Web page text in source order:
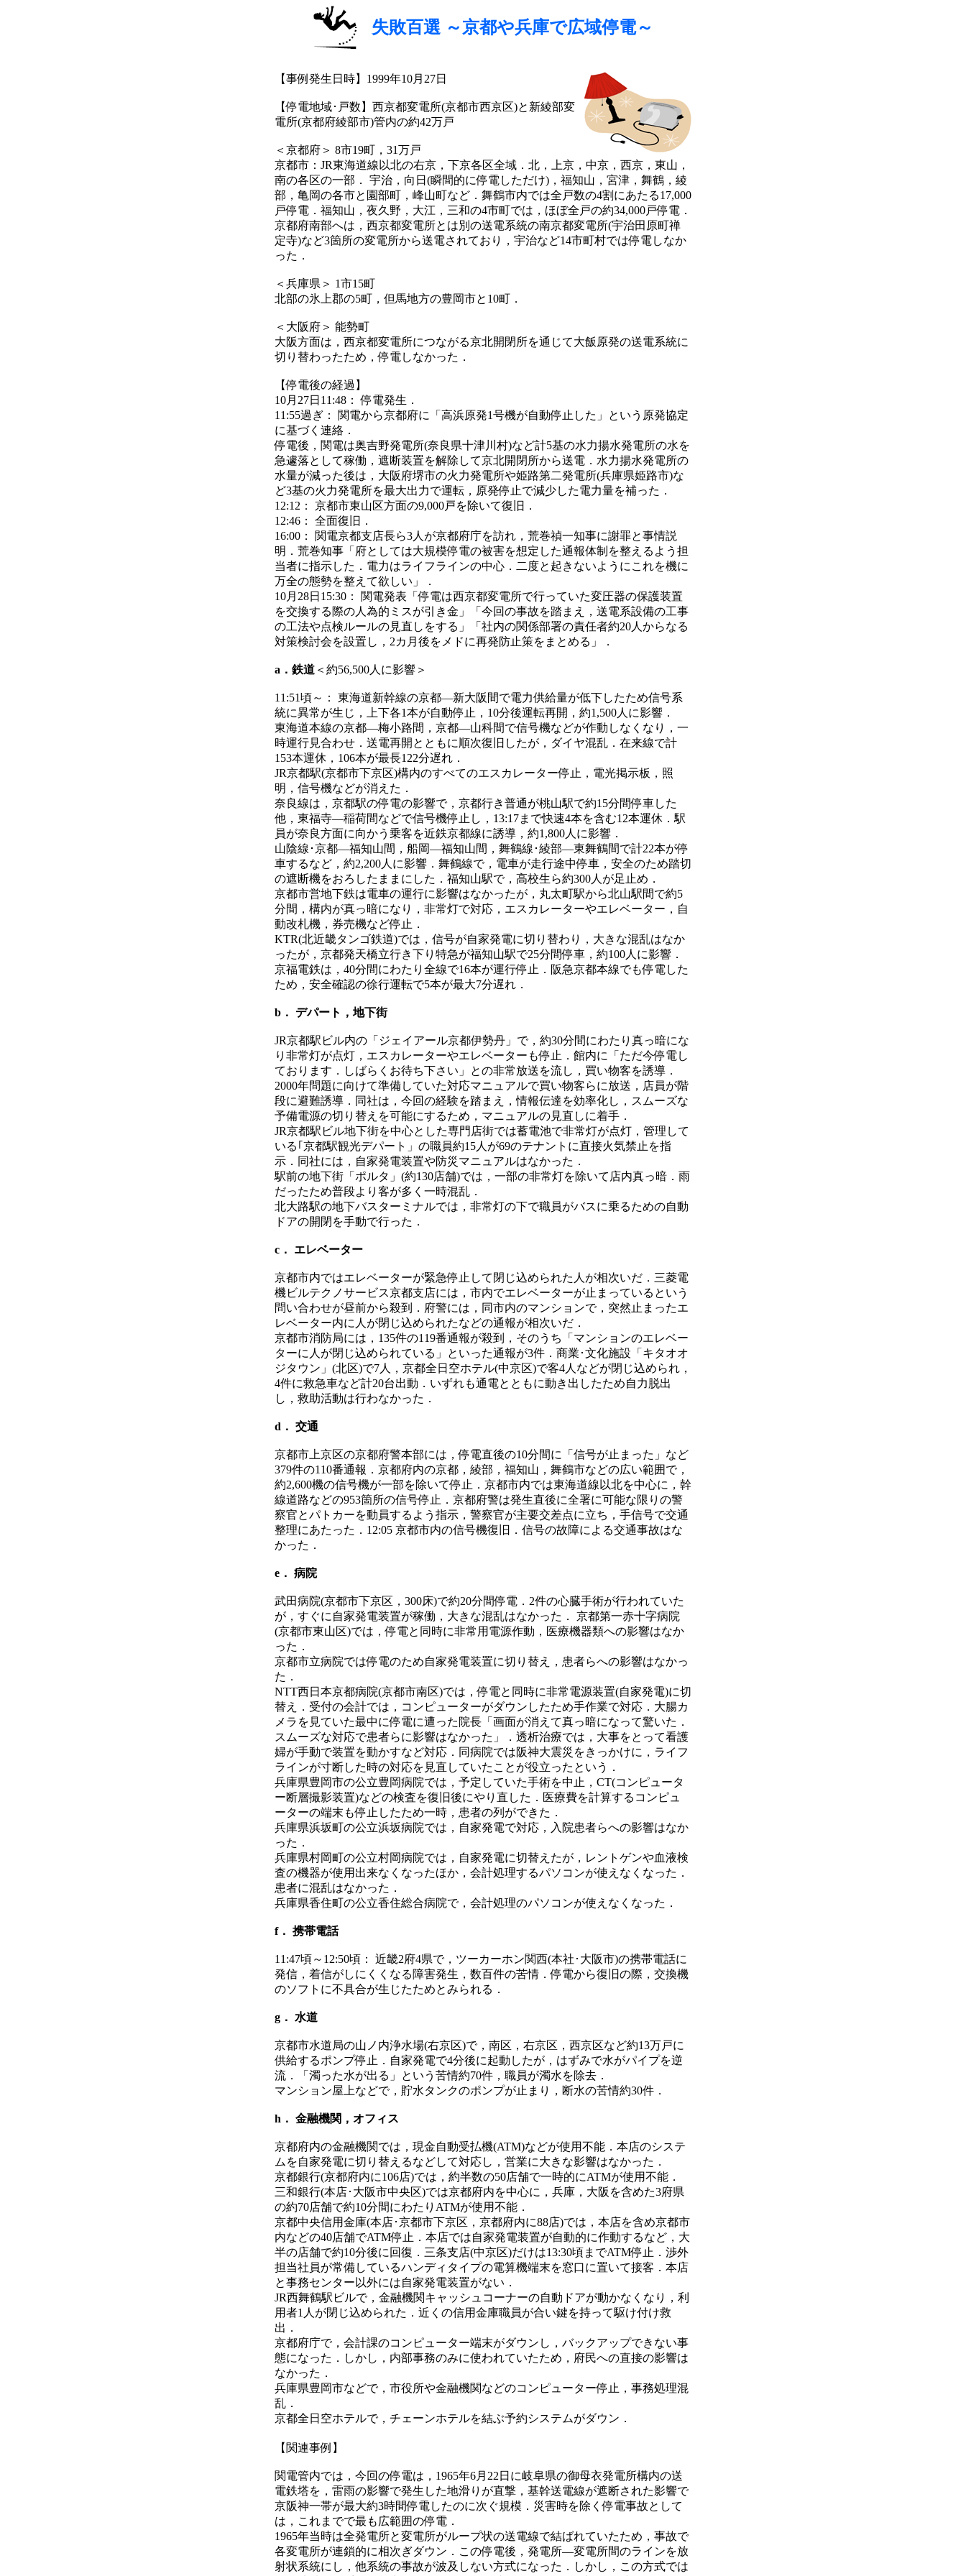
失敗百選 ～京都や兵庫で広域停電～
【事例発生日時】1999年10月27日
【停電地域･戸数】西京都変電所(京都市西京区)と新綾部変
電所(京都府綾部市)管内の約42万戸
＜京都府＞ 8市19町，31万戸
京都市：JR東海道線以北の右京，下京各区全域．北，上京，中京，西京，東山，
南の各区の一部． 宇治，向日(瞬間的に停電しただけ)，福知山，宮津，舞鶴，綾
部，亀岡の各市と園部町，峰山町など．舞鶴市内では全戸数の4割にあたる17,000
戸停電．福知山，夜久野，大江，三和の4市町では，ほぼ全戸の約34,000戸停電．
京都府南部へは，西京都変電所とは別の送電系統の南京都変電所(宇治田原町禅
定寺)など3箇所の変電所から送電されており，宇治など14市町村では停電しなか
った．
＜兵庫県＞ 1市15町
北部の氷上郡の5町，但馬地方の豊岡市と10町．
＜大阪府＞ 能勢町
大阪方面は，西京都変電所につながる京北開閉所を通じて大飯原発の送電系統に
切り替わったため，停電しなかった．
【停電後の経過】
10月27日11:48： 停電発生．
11:55過ぎ： 関電から京都府に「高浜原発1号機が自動停止した」という原発協定
に基づく連絡．
停電後，関電は奥吉野発電所(奈良県十津川村)など計5基の水力揚水発電所の水を
急遽落として稼働，遮断装置を解除して京北開閉所から送電．水力揚水発電所の
水量が減った後は，大阪府堺市の火力発電所や姫路第二発電所(兵庫県姫路市)な
ど3基の火力発電所を最大出力で運転，原発停止で減少した電力量を補った．
12:12： 京都市東山区方面の9,000戸を除いて復旧．
12:46： 全面復旧．
16:00： 関電京都支店長ら3人が京都府庁を訪れ，荒巻禎一知事に謝罪と事情説
明．荒巻知事「府としては大規模停電の被害を想定した通報体制を整えるよう担
当者に指示した．電力はライフラインの中心．二度と起きないようにこれを機に
万全の態勢を整えて欲しい」．
10月28日15:30： 関電発表「停電は西京都変電所で行っていた変圧器の保護装置
を交換する際の人為的ミスが引き金」「今回の事故を踏まえ，送電系設備の工事
の工法や点検ルールの見直しをする」「社内の関係部署の責任者約20人からなる
対策検討会を設置し，2カ月後をメドに再発防止策をまとめる」．
a．鉄道 ＜約56,500人に影響＞
11:51頃～： 東海道新幹線の京都―新大阪間で電力供給量が低下したため信号系
統に異常が生じ，上下各1本が自動停止，10分後運転再開，約1,500人に影響．
東海道本線の京都―梅小路間，京都―山科間で信号機などが作動しなくなり，一
時運行見合わせ．送電再開とともに順次復旧したが，ダイヤ混乱．在来線で計
153本運休，106本が最長122分遅れ．
JR京都駅(京都市下京区)構内のすべてのエスカレーター停止，電光掲示板，照
明，信号機などが消えた．
奈良線は，京都駅の停電の影響で，京都行き普通が桃山駅で約15分間停車した
他，東福寺―稲荷間などで信号機停止し，13:17まで快速4本を含む12本運休．駅
員が奈良方面に向かう乗客を近鉄京都線に誘導，約1,800人に影響．
山陰線･京都―福知山間，船岡―福知山間，舞鶴線･綾部―東舞鶴間で計22本が停
車するなど，約2,200人に影響．舞鶴線で，電車が走行途中停車，安全のため踏切
の遮断機をおろしたままにした．福知山駅で，高校生ら約300人が足止め．
京都市営地下鉄は電車の運行に影響はなかったが，丸太町駅から北山駅間で約5
分間，構内が真っ暗になり，非常灯で対応，エスカレーターやエレベーター，自
動改札機，券売機など停止．
KTR(北近畿タンゴ鉄道)では，信号が自家発電に切り替わり，大きな混乱はなか
ったが，京都発天橋立行き下り特急が福知山駅で25分間停車，約100人に影響．
京福電鉄は，40分間にわたり全線で16本が運行停止．阪急京都本線でも停電した
ため，安全確認の徐行運転で5本が最大7分遅れ．
b． デパート，地下街
JR京都駅ビル内の「ジェイアール京都伊勢丹」で，約30分間にわたり真っ暗にな
り非常灯が点灯，エスカレーターやエレベーターも停止．館内に「ただ今停電し
ております．しばらくお待ち下さい」との非常放送を流し，買い物客を誘導．
2000年問題に向けて準備していた対応マニュアルで買い物客らに放送，店員が階
段に避難誘導．同社は，今回の経験を踏まえ，情報伝達を効率化し，スムーズな
予備電源の切り替えを可能にするため，マニュアルの見直しに着手．
JR京都駅ビル地下街を中心とした専門店街では蓄電池で非常灯が点灯，管理して
いる｢京都駅観光デパート」の職員約15人が69のテナントに直接火気禁止を指
示．同社には，自家発電装置や防災マニュアルはなかった．
駅前の地下街「ポルタ」(約130店舗)では，一部の非常灯を除いて店内真っ暗．雨
だったため普段より客が多く一時混乱．
北大路駅の地下バスターミナルでは，非常灯の下で職員がバスに乗るための自動
ドアの開閉を手動で行った．
c． エレベーター
京都市内ではエレベーターが緊急停止して閉じ込められた人が相次いだ．三菱電
機ビルテクノサービス京都支店には，市内でエレベーターが止まっているという
問い合わせが昼前から殺到．府警には，同市内のマンションで，突然止まったエ
レベーター内に人が閉じ込められたなどの通報が相次いだ．
京都市消防局には，135件の119番通報が殺到，そのうち「マンションのエレベー
ターに人が閉じ込められている」といった通報が3件．商業･文化施設「キタオオ
ジタウン」(北区)で7人，京都全日空ホテル(中京区)で客4人などが閉じ込められ，
4件に救急車など計20台出動．いずれも通電とともに動き出したため自力脱出
し，救助活動は行わなかった．
d． 交通
京都市上京区の京都府警本部には，停電直後の10分間に「信号が止まった」など
379件の110番通報．京都府内の京都，綾部，福知山，舞鶴市などの広い範囲で，
約2,600機の信号機が一部を除いて停止．京都市内では東海道線以北を中心に，幹
線道路などの953箇所の信号停止．京都府警は発生直後に全署に可能な限りの警
察官とパトカーを動員するよう指示，警察官が主要交差点に立ち，手信号で交通
整理にあたった．12:05 京都市内の信号機復旧．信号の故障による交通事故はな
かった．
e． 病院
武田病院(京都市下京区，300床)で約20分間停電．2件の心臓手術が行われていた
が，すぐに自家発電装置が稼働，大きな混乱はなかった． 京都第一赤十字病院
(京都市東山区)では，停電と同時に非常用電源作動，医療機器類への影響はなか
った．
京都市立病院では停電のため自家発電装置に切り替え，患者らへの影響はなかっ
た．
NTT西日本京都病院(京都市南区)では，停電と同時に非常電源装置(自家発電)に切
替え．受付の会計では，コンピューターがダウンしたため手作業で対応．大腸カ
メラを見ていた最中に停電に遭った院長「画面が消えて真っ暗になって驚いた．
スムーズな対応で患者らに影響はなかった」．透析治療では，大事をとって看護
婦が手動で装置を動かすなど対応．同病院では阪神大震災をきっかけに，ライフ
ラインが寸断した時の対応を見直していたことが役立ったという．
兵庫県豊岡市の公立豊岡病院では，予定していた手術を中止，CT(コンピュータ
ー断層撮影装置)などの検査を復旧後にやり直した．医療費を計算するコンピュ
ーターの端末も停止したため一時，患者の列ができた．
兵庫県浜坂町の公立浜坂病院では，自家発電で対応，入院患者らへの影響はなか
った．
兵庫県村岡町の公立村岡病院では，自家発電に切替えたが，レントゲンや血液検
査の機器が使用出来なくなったほか，会計処理するパソコンが使えなくなった．
患者に混乱はなかった．
兵庫県香住町の公立香住総合病院で，会計処理のパソコンが使えなくなった．
f． 携帯電話
11:47頃～12:50頃： 近畿2府4県で，ツーカーホン関西(本社･大阪市)の携帯電話に
発信，着信がしにくくなる障害発生，数百件の苦情．停電から復旧の際，交換機
のソフトに不具合が生じたためとみられる．
g． 水道
京都市水道局の山ノ内浄水場(右京区)で，南区，右京区，西京区など約13万戸に
供給するポンプ停止．自家発電で4分後に起動したが，はずみで水がパイプを逆
流．「濁った水が出る」という苦情約70件，職員が濁水を除去．
マンション屋上などで，貯水タンクのポンプが止まり，断水の苦情約30件．
h． 金融機関，オフィス
京都府内の金融機関では，現金自動受払機(ATM)などが使用不能．本店のシステ
ムを自家発電に切り替えるなどして対応し，営業に大きな影響はなかった．
京都銀行(京都府内に106店)では，約半数の50店舗で一時的にATMが使用不能．
三和銀行(本店･大阪市中央区)では京都府内を中心に，兵庫，大阪を含めた3府県
の約70店舗で約10分間にわたりATMが使用不能．
京都中央信用金庫(本店･京都市下京区，京都府内に88店)では，本店を含め京都市
内などの40店舗でATM停止．本店では自家発電装置が自動的に作動するなど，大
半の店舗で約10分後に回復．三条支店(中京区)だけは13:30頃までATM停止．渉外
担当社員が常備しているハンディタイプの電算機端末を窓口に置いて接客．本店
と事務センター以外には自家発電装置がない．
JR西舞鶴駅ビルで，金融機関キャッシュコーナーの自動ドアが動かなくなり，利
用者1人が閉じ込められた．近くの信用金庫職員が合い鍵を持って駆け付け救
出．
京都府庁で，会計課のコンピューター端末がダウンし，バックアップできない事
態になった．しかし，内部事務のみに使われていたため，府民への直接の影響は
なかった．
兵庫県豊岡市などで，市役所や金融機関などのコンピューター停止，事務処理混
乱．
京都全日空ホテルで，チェーンホテルを結ぶ予約システムがダウン．
【関連事例】
関電管内では，今回の停電は，1965年6月22日に岐阜県の御母衣発電所構内の送
電鉄塔を，雷雨の影響で発生した地滑りが直撃，基幹送電線が遮断された影響で
京阪神一帯が最大約3時間停電したのに次ぐ規模．災害時を除く停電事故として
は，これまでで最も広範囲の停電．
1965年当時は全発電所と変電所がループ状の送電線で結ばれていたため，事故で
各変電所が連鎖的に相次ぎダウン．この停電後，発電所―変電所間のラインを放
射状系統にし，他系統の事故が波及しない方式になった．しかし，この方式では